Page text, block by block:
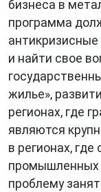
бизнеса в
программа
и найти свое
жилье»,
регионах, где
являются
в регионах,
промышленных
проблему